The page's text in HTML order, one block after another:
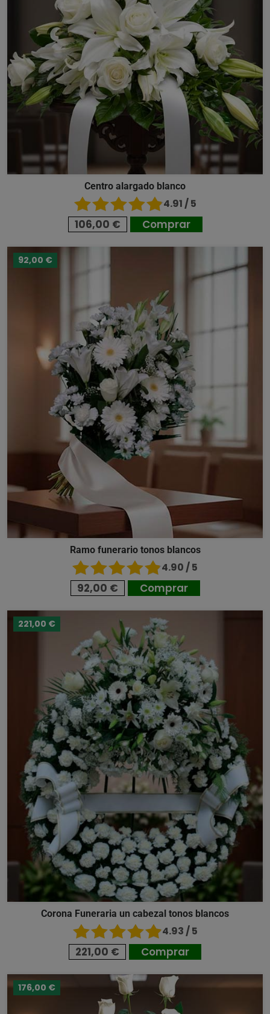
Centro alargado blanco
4.91 / 5
106,00 € Comprar
92,00 €
Ramo funerario tonos blancos
4.90 / 5
92,00 € Comprar
221,00 €
Corona Funeraria un cabezal tonos blancos
4.93 / 5
221,00 € Comprar
176,00 €